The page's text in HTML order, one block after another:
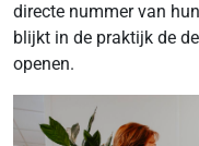
directe nummer van
blijkt in de praktijk de
openen.